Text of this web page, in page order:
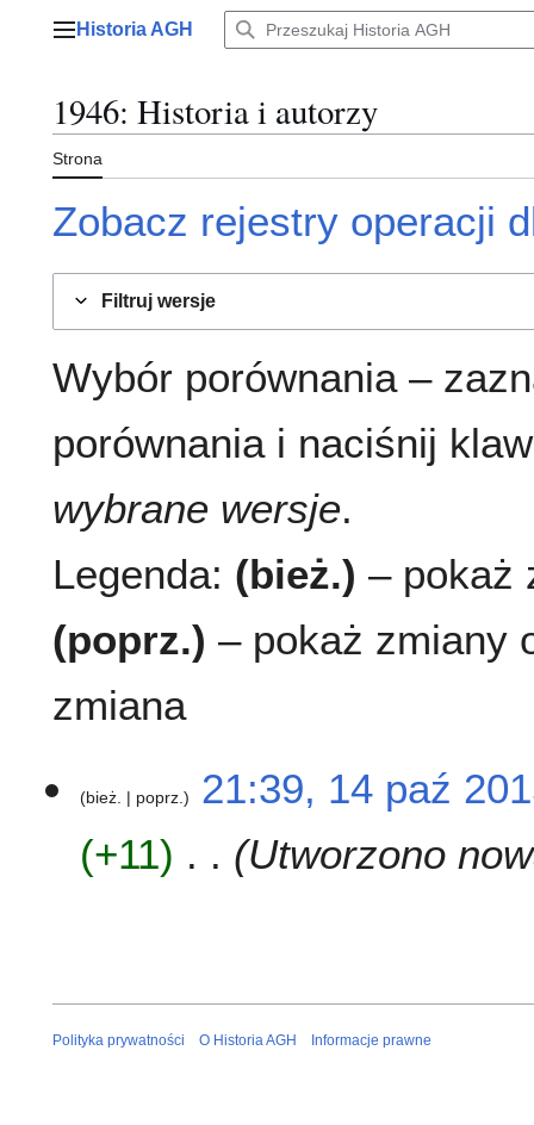
Menu główne
Historia AGH
1946: Historia i autorzy
Strona
Zobacz rejestry operacji
Filtruj wersje
Wybór porównania –
porównania i naciśnij
wybrane wersje.
Legenda: (bież.) – pokaż
(poprz.) – pokaż zmiany
zmiana
4
bież. poprz.
21:39, 14 paź
+11
Utworzono
Polityka prywatności O Historia AGH Informacje prawne